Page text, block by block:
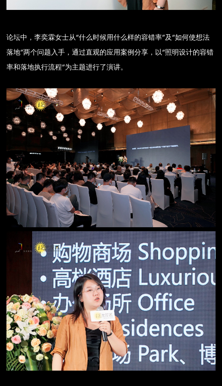
论坛中，李奕霖女士从“什么时候用什么样的容错率”及“如何使想法
落地”两个问题入手，通过直观的应用案例分享，以“照明设计的容错
率和落地执行流程”为主题进行了演讲。